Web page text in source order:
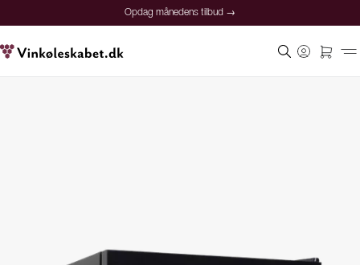
Opdag månedens tilbud →